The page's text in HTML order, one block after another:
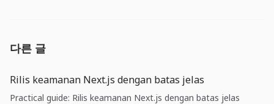
다른 글
Rilis keamanan Next.js dengan batas jelas
Practical guide: Rilis keamanan Next.js dengan batas jelas